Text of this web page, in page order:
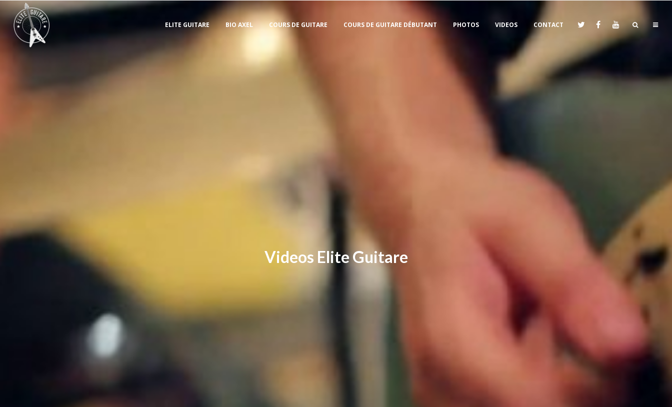
ELITE GUITARE BIO AXEL COURS DE GUITARE COURS DE GUITARE DÉBUTANT PHOTOS VIDEOS CONTACT
Videos Elite Guitare